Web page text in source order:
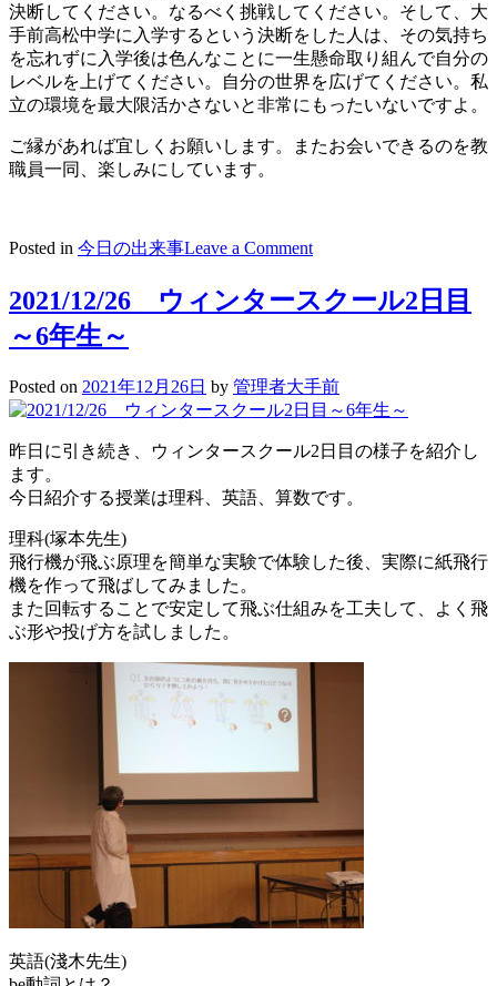
決断してください。なるべく挑戦してください。そして、大
手前高松中学に入学するという決断をした人は、その気持ち
を忘れずに入学後は色んなことに一生懸命取り組んで自分の
レベルを上げてください。自分の世界を広げてください。私
立の環境を最大限活かさないと非常にもったいないですよ。
ご縁があれば宜しくお願いします。またお会いできるのを教
職員一同、楽しみにしています。
Posted in 今日の出来事Leave a Commenton
ウ
ィ
ー
ス
ー
参
の
さ
へ
地
生
か
ら
の
2021/12/26 ウィンタースクール2日目
～6年生～
Posted on 2021年12月26日 by 管理者大手前
昨日に引き続き、ウィンタースクール2日目の様子を紹介し
ます。
今日紹介する授業は理科、英語、算数です。
理科(塚本先生)
飛行機が飛ぶ原理を簡単な実験で体験した後、実際に紙飛行
機を作って飛ばしてみました。
また回転することで安定して飛ぶ仕組みを工夫して、よく飛
ぶ形や投げ方を試しました。
英語(淺木先生)